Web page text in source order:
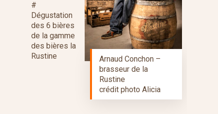
Arnaud Conchon –
brasseur de la
Rustine
crédit photo Alicia
#
Dégustation
des 6 bières
de la gamme
des bières la
Rustine